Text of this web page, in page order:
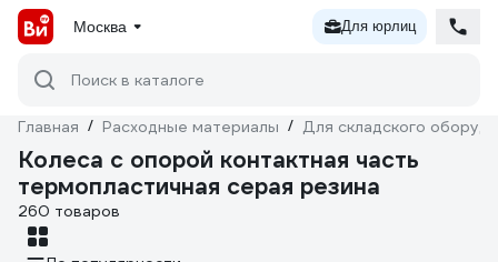
Москва Для юрлиц
Поиск в каталоге
Главная / Расходные материалы / Для складского
Колеса с опорой контактная часть
термопластичная серая резина
260 товаров